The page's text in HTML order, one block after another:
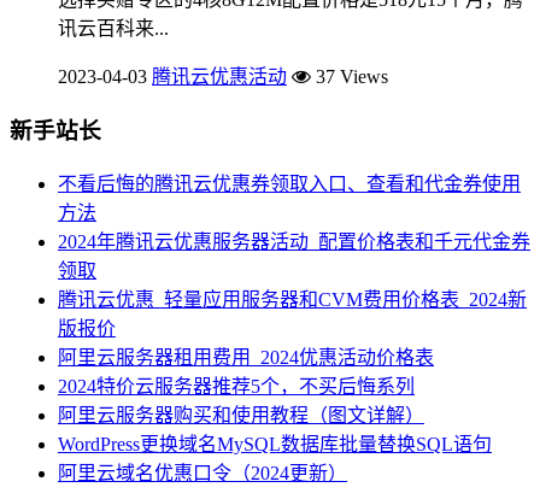
讯云百科来...
2023-04-03 腾讯云优惠活动 37 Views
新手站长
不看后悔的腾讯云优惠券领取入口、查看和代金券使用
方法
2024年腾讯云优惠服务器活动_配置价格表和千元代金券
领取
腾讯云优惠_轻量应用服务器和CVM费用价格表_2024新
版报价
阿里云服务器租用费用_2024优惠活动价格表
2024特价云服务器推荐5个，不买后悔系列
阿里云服务器购买和使用教程（图文详解）
WordPress更换域名MySQL数据库批量替换SQL语句
阿里云域名优惠口令（2024更新）